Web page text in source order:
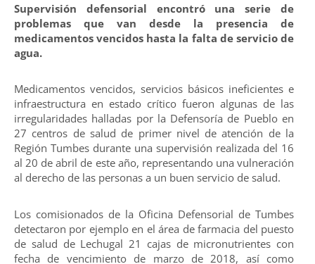
Supervisión defensorial encontró una serie de
problemas que van desde la presencia de
medicamentos vencidos hasta la falta de servicio de
agua.
Medicamentos vencidos, servicios básicos ineficientes e
infraestructura en estado crítico fueron algunas de las
irregularidades halladas por la Defensoría de Pueblo en
27 centros de salud de primer nivel de atención de la
Región Tumbes durante una supervisión realizada del 16
al 20 de abril de este año, representando una vulneración
al derecho de las personas a un buen servicio de salud.
Los comisionados de la Oficina Defensorial de Tumbes
detectaron por ejemplo en el área de farmacia del puesto
de salud de Lechugal 21 cajas de micronutrientes con
fecha de vencimiento de marzo de 2018, así como